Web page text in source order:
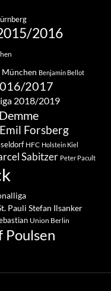
2016
München Benjamin Bellot
2017
2018/2019
Emil Forsberg
HFC Holstein Kiel
Sabitzer Peter Pacult
Pauli Stefan Ilsanker
Union Berlin
Poulsen